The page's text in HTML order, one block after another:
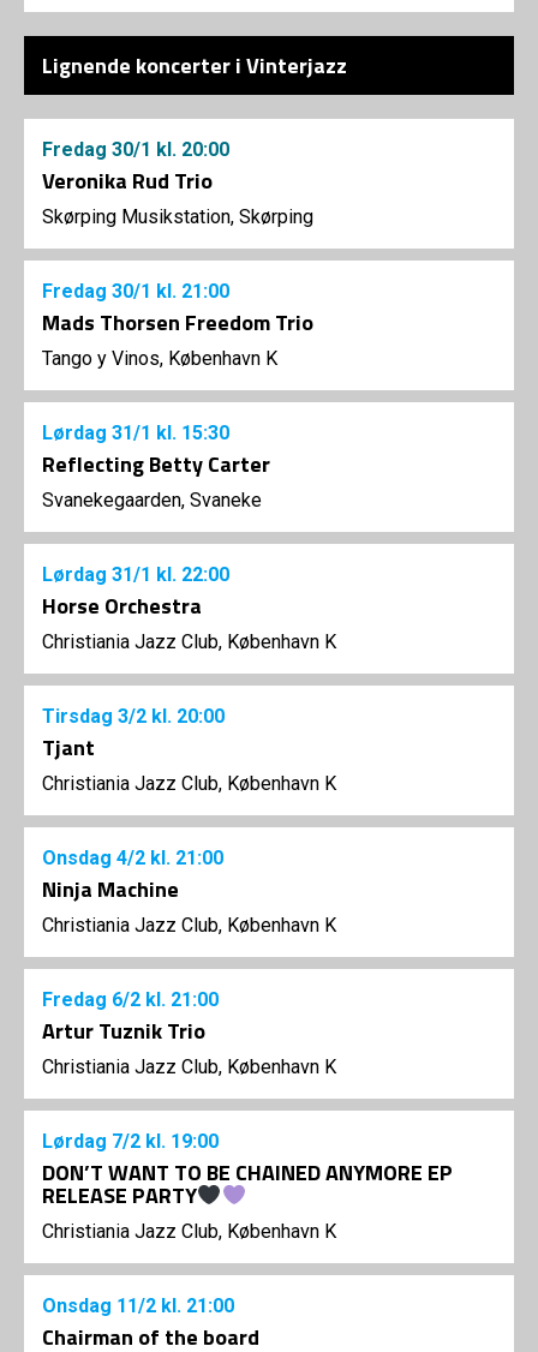
Lignende koncerter i Vinterjazz
Fredag 30/1 kl. 20:00
Veronika Rud Trio
Skørping Musikstation, Skørping
Fredag 30/1 kl. 21:00
Mads Thorsen Freedom Trio
Tango y Vinos, København K
Lørdag 31/1 kl. 15:30
Reflecting Betty Carter
Svanekegaarden, Svaneke
Lørdag 31/1 kl. 22:00
Horse Orchestra
Christiania Jazz Club, København K
Tirsdag 3/2 kl. 20:00
Tjant
Christiania Jazz Club, København K
Onsdag 4/2 kl. 21:00
Ninja Machine
Christiania Jazz Club, København K
Fredag 6/2 kl. 21:00
Artur Tuznik Trio
Christiania Jazz Club, København K
Lørdag 7/2 kl. 19:00
DON’T WANT TO BE CHAINED ANYMORE EP
RELEASE PARTY
Christiania Jazz Club, København K
Onsdag 11/2 kl. 21:00
Chairman of the board